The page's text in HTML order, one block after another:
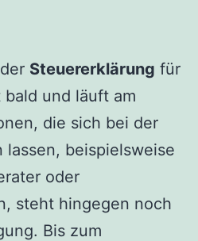
Steuererklärung für
bald und läuft am
die sich bei der
beispielsweise
oder
steht hingegen noch
Bis zum